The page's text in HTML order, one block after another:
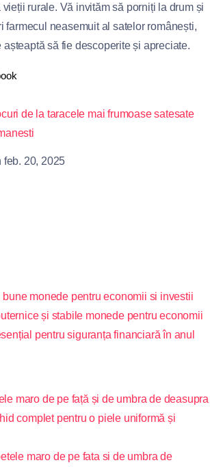
rurale. Vă invităm să porniți la drum și
farmecul neasemuit al satelor românești,
să fie descoperite și apreciate.
de la taracele mai frumoase satesate
feb. 20, 2025
și stabile monede pentru economii
pentru siguranța financiară în anul
maro de pe față și de umbra de deasupra
complet pentru o piele uniformă și